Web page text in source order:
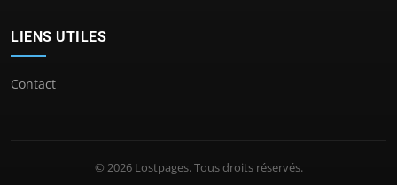
LIENS UTILES
Contact
© 2026 Lostpages. Tous droits réservés.